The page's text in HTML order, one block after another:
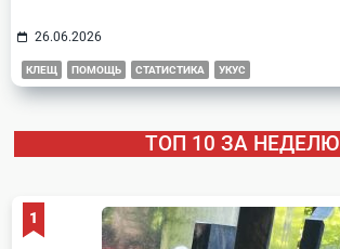
26.06.2026
КЛЕЩ ПОМОЩЬ СТАТИСТИКА УКУС
ТОП 10 ЗА НЕДЕЛЮ